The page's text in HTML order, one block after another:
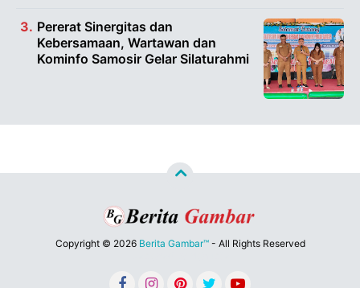
Pererat Sinergitas dan
Kebersamaan, Wartawan dan
Kominfo Samosir Gelar Silaturahmi
Copyright © 2026 Berita Gambar™- All Rights Reserved